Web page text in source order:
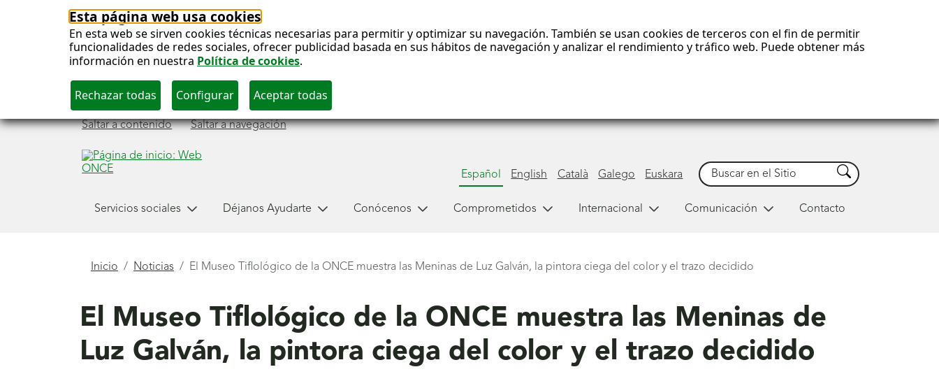
Esta página web usa cookies
En esta web se sirven cookies técnicas necesarias para permitir y optimizar su navegación. También se usan cookies de terceros con el fin de permitir
funcionalidades de redes sociales, ofrecer publicidad basada en sus hábitos de navegación y analizar el rendimiento y tráfico web. Puede obtener más
información en nuestra Política de cookies.
Saltar a contenido Saltar a navegación
Español English Català Galego Euskara
Buscar Buscar
Servicios sociales Déjanos Ayudarte Conócenos Comprometidos Internacional Comunicación Contacto
Está
Inicio Noticias El Museo Tiflológico de la ONCE muestra las Meninas de Luz Galván, la pintora ciega del color y el trazo decidido
El Museo Tiflológico de la ONCE muestra las Meninas de
Luz Galván, la pintora ciega del color y el trazo decidido